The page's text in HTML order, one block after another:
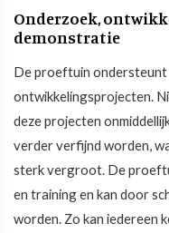
Onderzoek,
demonstratie
De proeftuin ondersteunt
ontwikkelingsprojecten.
deze projecten
verder verfijnd worden,
sterk vergroot. De
en training en kan door
worden. Zo kan iedereen